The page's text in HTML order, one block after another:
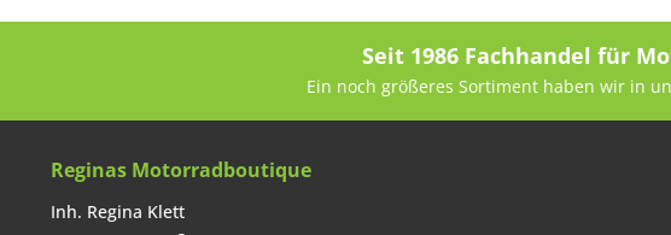
Seit 1986 Fachhandel für
Ein noch größeres Sortiment haben wir in
Reginas Motorradboutique
Inh. Regina Klett